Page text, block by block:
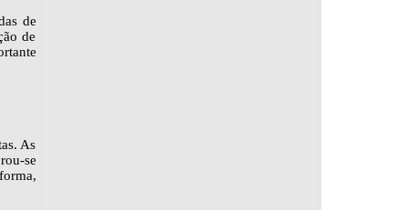
de
de
As
se